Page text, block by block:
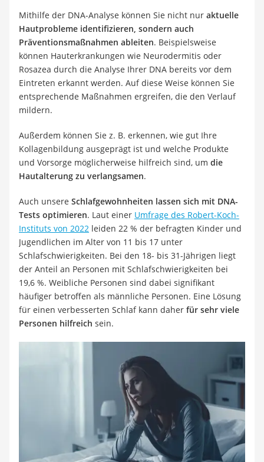
Mithilfe der DNA-Analyse können Sie nicht nur aktuelle
Hautprobleme identifizieren, sondern auch
Präventionsmaßnahmen ableiten. Beispielsweise
können Hauterkrankungen wie Neurodermitis oder
Rosazea durch die Analyse Ihrer DNA bereits vor dem
Eintreten erkannt werden. Auf diese Weise können Sie
entsprechende Maßnahmen ergreifen, die den Verlauf
mildern.
Außerdem können Sie z. B. erkennen, wie gut Ihre
Kollagenbildung ausgeprägt ist und welche Produkte
und Vorsorge möglicherweise hilfreich sind, um die
Hautalterung zu verlangsamen.
Auch unsere Schlafgewohnheiten lassen sich mit DNA-
Tests optimieren. Laut einer Umfrage des Robert-Koch-
Instituts von 2022 leiden 22 % der befragten Kinder und
Jugendlichen im Alter von 11 bis 17 unter
Schlafschwierigkeiten. Bei den 18- bis 31-Jährigen liegt
der Anteil an Personen mit Schlafschwierigkeiten bei
19,6 %. Weibliche Personen sind dabei signifikant
häufiger betroffen als männliche Personen. Eine Lösung
für einen verbesserten Schlaf kann daher für sehr viele
Personen hilfreich sein.